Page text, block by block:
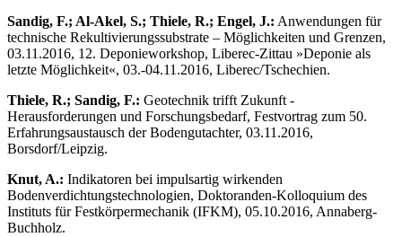
Sandig, F.; Al-Akel, S.; Thiele, R.; Engel, J.: Anwendungen für
technische Rekultivierungssubstrate – Möglichkeiten und Grenzen,
03.11.2016, 12. Deponieworkshop, Liberec-Zittau »Deponie als
letzte Möglichkeit«, 03.-04.11.2016, Liberec/Tschechien.
Thiele, R.; Sandig, F.: Geotechnik trifft Zukunft -
Herausforderungen und Forschungsbedarf, Festvortrag zum 50.
Erfahrungsaustausch der Bodengutachter, 03.11.2016,
Borsdorf/Leipzig.
Knut, A.: Indikatoren bei impulsartig wirkenden
Bodenverdichtungstechnologien, Doktoranden-Kolloquium des
Instituts für Festkörpermechanik (IFKM), 05.10.2016, Annaberg-
Buchholz.